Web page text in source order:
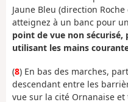
Jaune Bleu (direction
atteignez à un banc pour
point de vue non sécurisé,
utilisant les mains
(8) En bas des marches,
descendant entre les
vue sur la cité Ornanaise